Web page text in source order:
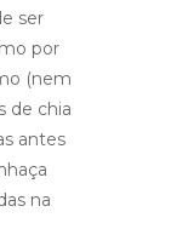
ser
por
(nem
de chia
antes
na